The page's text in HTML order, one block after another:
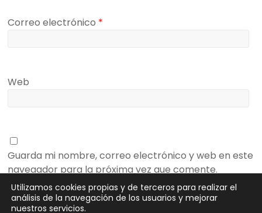
Correo electrónico *
Web
Guarda mi nombre, correo electrónico y web en este
navegador para la próxima vez que comente.
Utilizamos cookies propias y de terceros para realizar el
análisis de la navegación de los usuarios y mejorar
nuestros servicios.